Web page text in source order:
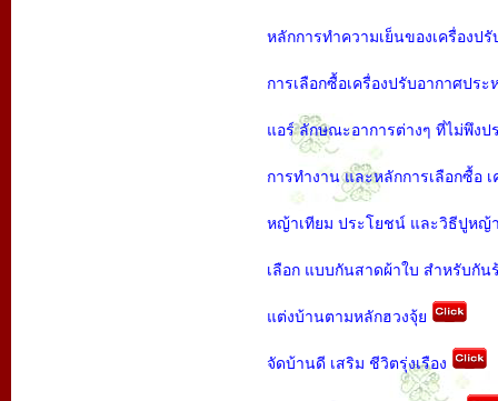
หลักการทำความเย็นของเครื่องป
การเลือกซื้อเครื่องปรับอากาศปร
แอร์ ลักษณะอาการต่างๆ ที่ไม่พึง
การทำงาน และหลักการเลือกซื้อ เ
หญ้าเทียม ประโยชน์ และวิธีปูหญ้
เลือก แบบกันสาดผ้าใบ สำหรับกั
แต่งบ้านตามหลักฮวงจุ้ย
จัดบ้านดี เสริม ชีวิตรุ่งเรือง